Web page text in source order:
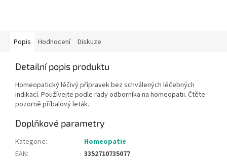
Popis Hodnocení Diskuze
Detailní popis produktu
Homeopatický léčivý přípravek bez schválených léčebných
indikací. Používejte podle rady odborníka na homeopatii. Čtěte
pozorně příbalový leták.
Doplňkové parametry
Kategorie:
Homeopatie
EAN:
3352710735077